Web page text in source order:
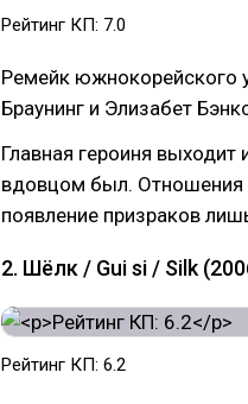
Рейтинг КП: 7.0
Ремейк южнокорейского
Браунинг и Элизабет
Главная героиня выходит
вдовцом был. Отношения
появление призраков
2. Шёлк / Gui si / Silk
Рейтинг КП: 6.2